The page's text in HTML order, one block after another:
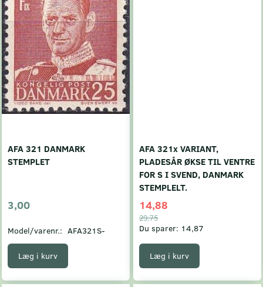
AFA 321 DANMARK
STEMPLET
3,00
Model/varenr.: AFA321S-
Læg i kurv
AFA 321x VARIANT,
PLADESÅR ØKSE TIL VENTRE
FOR S I SVEND, DANMARK
STEMPLELT.
14,88
29,75
Du sparer: 14,87
Læg i kurv